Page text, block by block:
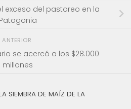
exceso del pastoreo en la
Patagonia
ANTERIOR
se acercó a los $28.000
millones
SIEMBRA DE MAÍZ DE LA